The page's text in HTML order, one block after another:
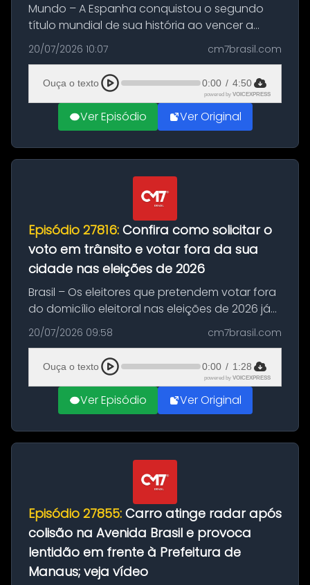
Mundo – A Espanha conquistou o segundo
título mundial de sua história ao vencer a
Argentina por 1 a 0, neste domingo (19), na
decisão da Copa do Mundo de 2026. Depois
de um duelo sem gols durante o te...
20/07/2026 10:07 cm7brasil.com
Ouça o texto 0:00 / 4:50
powered by VOICEXPRESS
Ver Episódio Ver Original
Episódio 27816: Confira como solicitar o
voto em trânsito e votar fora da sua
cidade nas eleições de 2026
Brasil – Os eleitores que pretendem votar fora
do domicílio eleitoral nas eleições de 2026 já
podem solicitar o voto em trânsito a partir
desta segunda-feira (20). O pedido pode ser
feito até 20 de ag...
20/07/2026 09:58 cm7brasil.com
Ouça o texto 0:00 / 1:28
powered by VOICEXPRESS
Ver Episódio Ver Original
Episódio 27855: Carro atinge radar após
colisão na Avenida Brasil e provoca
lentidão em frente à Prefeitura de
Manaus; veja vídeo